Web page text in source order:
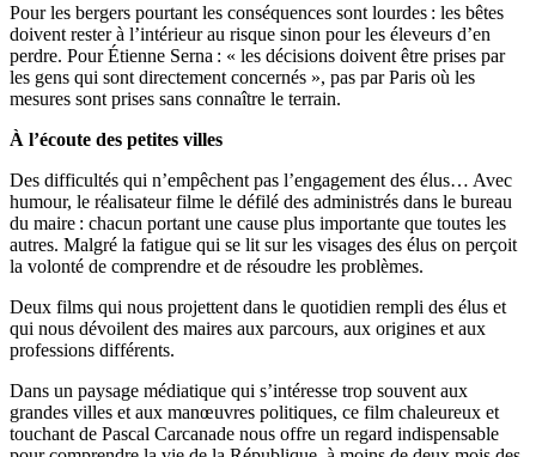
Pour les bergers pourtant les conséquences sont lourdes : les bêtes
doivent rester à l’intérieur au risque sinon pour les éleveurs d’en
perdre. Pour Étienne Serna : « les décisions doivent être prises par
les gens qui sont directement concernés », pas par Paris où les
mesures sont prises sans connaître le terrain.
À l’écoute des petites villes
Des difficultés qui n’empêchent pas l’engagement des élus… Avec
humour, le réalisateur filme le défilé des administrés dans le bureau
du maire : chacun portant une cause plus importante que toutes les
autres. Malgré la fatigue qui se lit sur les visages des élus on perçoit
la volonté de comprendre et de résoudre les problèmes.
Deux films qui nous projettent dans le quotidien rempli des élus et
qui nous dévoilent des maires aux parcours, aux origines et aux
professions différents.
Dans un paysage médiatique qui s’intéresse trop souvent aux
grandes villes et aux manœuvres politiques, ce film chaleureux et
touchant de Pascal Carcanade nous offre un regard indispensable